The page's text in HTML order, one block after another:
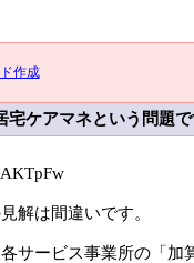
作成
宅ケアマネという問題
解は間違いです。
サービス事業所の「